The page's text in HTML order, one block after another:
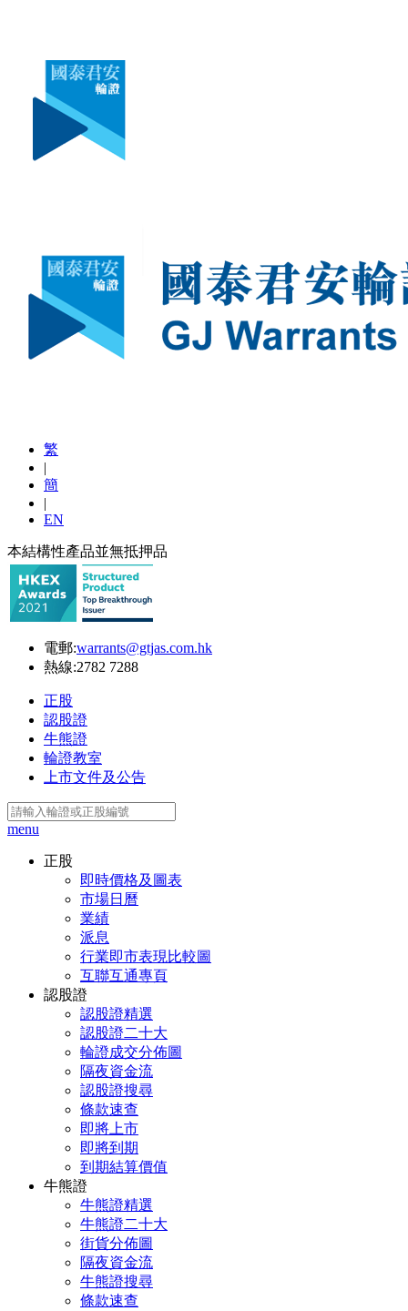
繁
|
簡
|
EN
本結構性產品並無抵押品
電郵:warrants@gtjas.com.hk
熱線:2782 7288
正股
認股證
牛熊證
輪證教室
上市文件及公告
menu
正股
即時價格及圖表
市場日曆
業績
派息
行業即市表現比較圖
互聯互通專頁
認股證
認股證精選
認股證二十大
輪證成交分佈圖
隔夜資金流
認股證搜尋
條款速查
即將上市
即將到期
到期結算價值
牛熊證
牛熊證精選
牛熊證二十大
街貨分佈圖
隔夜資金流
牛熊證搜尋
條款速查